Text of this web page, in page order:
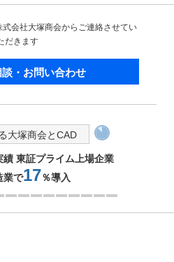
会社大塚商会からご連絡させてい
だきます
・お問い合わせ
大塚商会とCAD
東証プライム上場企業
業で17％導入